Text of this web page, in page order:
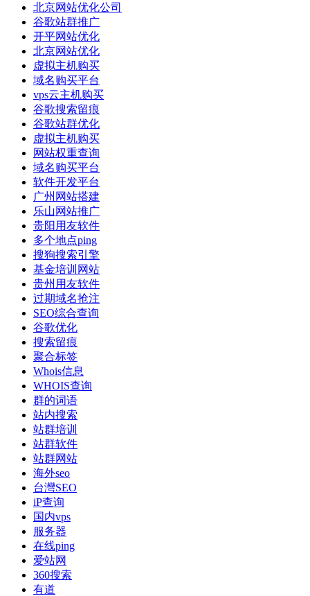
北京网站优化公司
谷歌站群推广
开平网站优化
北京网站优化
虚拟主机购买
域名购买平台
vps云主机购买
谷歌搜索留痕
谷歌站群优化
虚拟主机购买
网站权重查询
域名购买平台
软件开发平台
广州网站搭建
乐山网站推广
贵阳用友软件
多个地点ping
搜狗搜索引擎
基金培训网站
贵州用友软件
过期域名抢注
SEO综合查询
谷歌优化
搜索留痕
聚合标签
Whois信息
WHOIS查询
群的词语
站内搜索
站群培训
站群软件
站群网站
海外seo
台灣SEO
iP查询
国内vps
服务器
在线ping
爱站网
360搜索
有道